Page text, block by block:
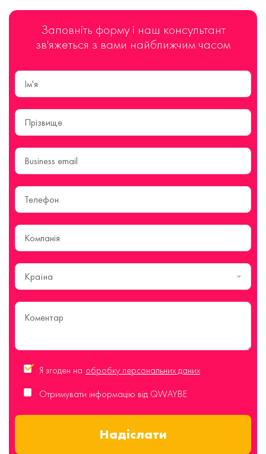
Заповніть форму і наш консультант
зв'яжеться з вами найближчим часом
Країна
Я згоден на обробку персональних даних
Отримувати інформацію від QWAYBE
Надіслати